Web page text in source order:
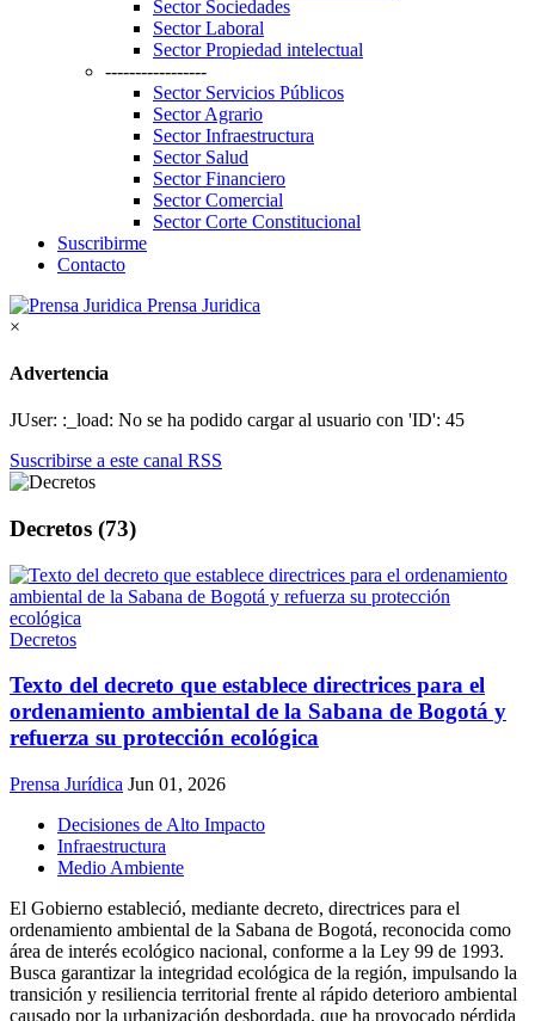
Sector Sociedades
Sector Laboral
Sector Propiedad intelectual
-----------------
Sector Servicios Públicos
Sector Agrario
Sector Infraestructura
Sector Salud
Sector Financiero
Sector Comercial
Sector Corte Constitucional
Suscribirme
Contacto
Prensa Juridica
×
Advertencia
JUser: :_load: No se ha podido cargar al usuario con 'ID': 45
Suscribirse a este canal RSS
Decretos (73)
Decretos
Texto del decreto que establece directrices para el
ordenamiento ambiental de la Sabana de Bogotá y
refuerza su protección ecológica
Prensa Jurídica Jun 01, 2026
Decisiones de Alto Impacto
Infraestructura
Medio Ambiente
El Gobierno estableció, mediante decreto, directrices para el
ordenamiento ambiental de la Sabana de Bogotá, reconocida como
área de interés ecológico nacional, conforme a la Ley 99 de 1993.
Busca garantizar la integridad ecológica de la región, impulsando la
transición y resiliencia territorial frente al rápido deterioro ambiental
causado por la urbanización desbordada, que ha provocado pérdida